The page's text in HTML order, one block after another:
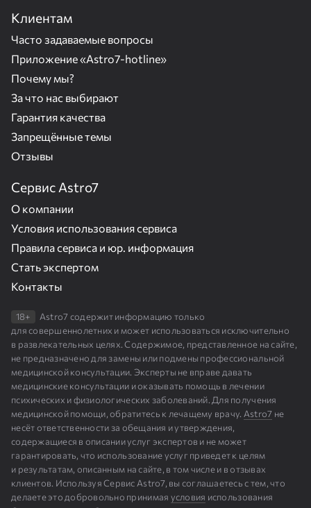
Клиентам
Часто задаваемые вопросы
Приложение «Astro7-hotline»
Почему мы?
За что нас выбирают
Гарантия качества
Запрещённые темы
Отзывы
Сервис Astro7
О компании
Условия использования сервиса
Правила сервиса и юр. информация
Стать экспертом
Контакты
18+
Astro7 содержит информацию только
для совершеннолетних и может использоваться исключительно
в развлекательных целях. Содержимое, представленное на сайте,
не предназначено для замены или подмены профессиональной
медицинской консультации. Эксперты не вправе давать
медицинские консультации и оказывать помощь в лечении
психических и физиологических заболеваний. Для получения
медицинской помощи, обратитесь к лечащему врачу. Astro7 не
несёт ответственности за обещания и утверждения,
содержащиеся в описании услуг экспертов и не может
гарантировать, что использование услуг приведет к целям
и результатам, описанным на сайте, в том числе и в отзывах
клиентов. Используя Сервис Astro7, вы соглашаетесь с тем, что
делаете это добровольно принимая условия использования